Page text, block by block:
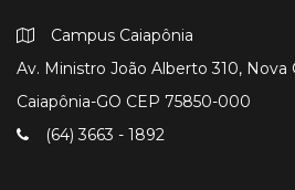
Campus Caiapônia
Av. Ministro João Alberto 310, Nova
Caiapônia-GO CEP 75850-000
(64) 3663 - 1892